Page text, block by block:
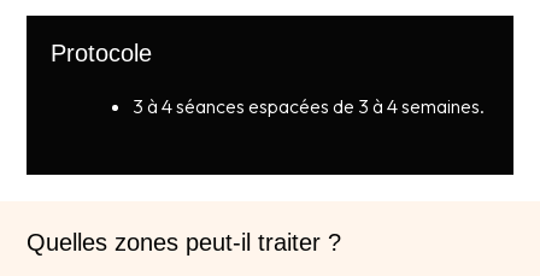
Protocole
3 à 4 séances espacées de 3 à 4 semaines.
Quelles zones peut-il traiter ?